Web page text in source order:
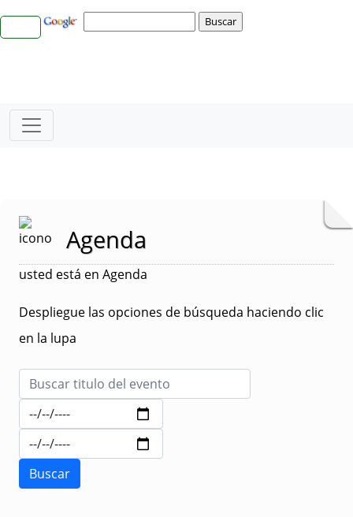
Agenda
usted está en Agenda
Despliegue las opciones de búsqueda haciendo clic
en la lupa